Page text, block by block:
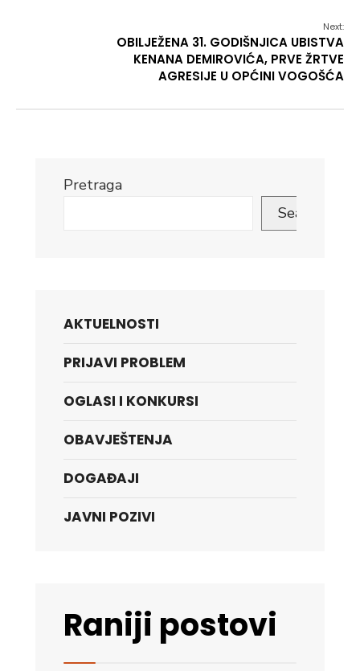
Next:
OBILJEŽENA 31. GODIŠNJICA UBISTVA
KENANA DEMIROVIĆA, PRVE ŽRTVE
AGRESIJE U OPĆINI VOGOŠĆA
Pretraga
Search
AKTUELNOSTI
PRIJAVI PROBLEM
OGLASI I KONKURSI
OBAVJEŠTENJA
DOGAĐAJI
JAVNI POZIVI
Raniji postovi